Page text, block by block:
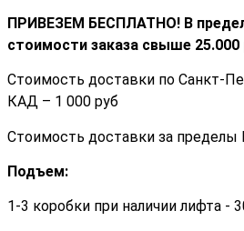
ПРИВЕЗЕМ БЕСПЛАТНО! В
стоимости заказа cвыше 25.000
Стоимость доставки по Санкт-
КАД – 1 000 руб
Стоимость доставки за
Подъем:
1-3 коробки при наличии лифта -